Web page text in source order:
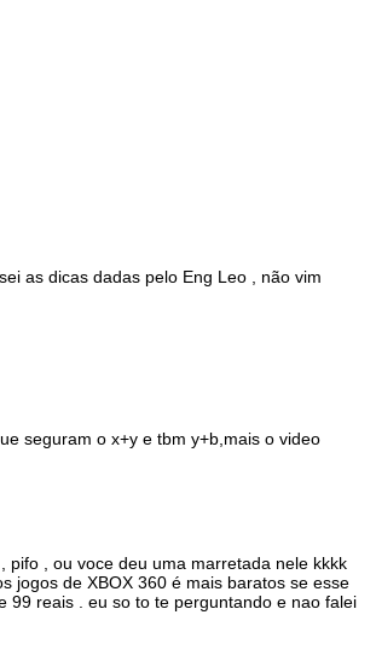
as dicas dadas pelo Eng Leo , não vim
seguram o x+y e tbm y+b,mais o video
pifo , ou voce deu uma marretada nele kkkk
jogos de XBOX 360 é mais baratos se esse
99 reais . eu so to te perguntando e nao falei